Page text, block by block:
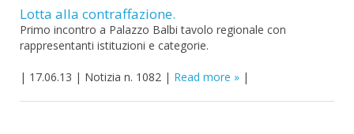
Lotta alla contraffazione.
Primo incontro a Palazzo Balbi tavolo regionale con
rappresentanti istituzioni e categorie.
| 17.06.13 | Notizia n. 1082 | Read more |